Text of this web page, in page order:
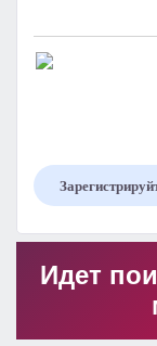
Идет